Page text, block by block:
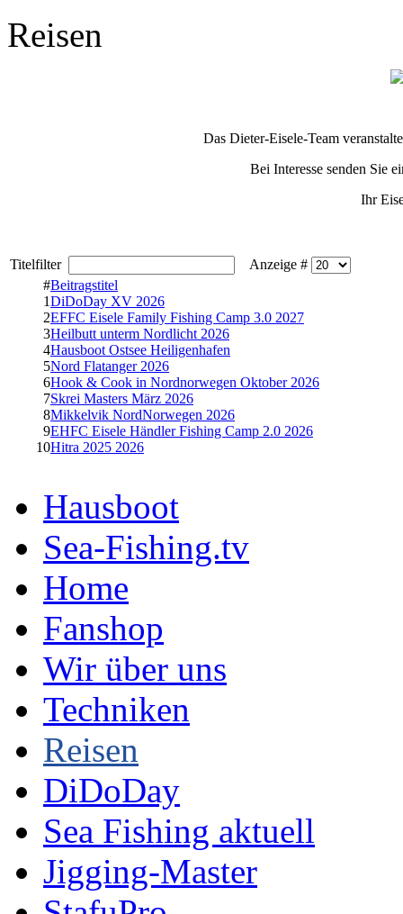
Reisen
Das Dieter-Eisele-Team
Bei Interesse senden Sie
Ihr
Titelfilter
Anzeige #
#Beitragstitel
1DiDoDay XV 2026
2EFFC Eisele Family Fishing Camp 3.0 2027
3Heilbutt unterm Nordlicht 2026
4Hausboot Ostsee Heiligenhafen
5Nord Flatanger 2026
6Hook & Cook in Nordnorwegen Oktober 2026
7Skrei Masters März 2026
8Mikkelvik NordNorwegen 2026
9EHFC Eisele Händler Fishing Camp 2.0 2026
10Hitra 2025 2026
Hausboot
Sea-Fishing.tv
Home
Fanshop
Wir über uns
Techniken
Reisen
DiDoDay
Sea Fishing aktuell
Jigging-Master